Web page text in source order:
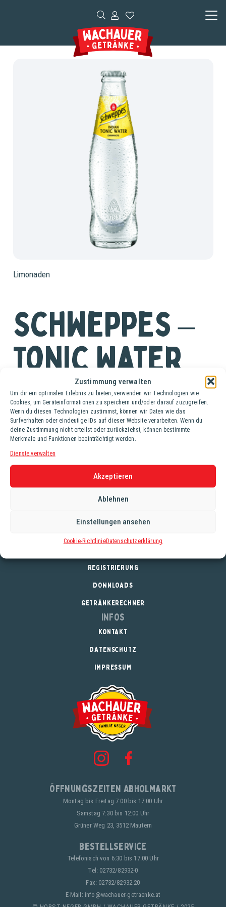
Zustimmung verwalten
Um dir ein optimales Erlebnis zu bieten, verwenden wir Technologien wie
Cookies, um Geräteinformationen zu speichern und/oder darauf zuzugreifen.
Wenn du diesen Technologien zustimmst, können wir Daten wie das
Surfverhalten oder eindeutige IDs auf dieser Website verarbeiten. Wenn du
deine Zustimmung nicht erteilst oder zurückziehst, können bestimmte
Merkmale und Funktionen beeinträchtigt werden.
Dienste verwalten
Akzeptieren
Ablehnen
Einstellungen ansehen
Cookie-RichtlinieDatenschutzerklärung
Limonaden
Schweppes –
Tonic Water
Ki. (24 Fl. à 0,2 lt.)
Schweppes Indian Tonic Water für stilvollen Genuss. Ein
wahrer Kosmopolit. International geschätzt für seinen
charismatischen Auftritt und seinen souveränen
“Indian”? Das 1870 eingeführte Indian Tonic Water setzte
das enthaltene Chinin vorbeugend gegen Malaria wirkt.
Heute wirkt der Klassiker vor allem erfrischend. Anders.
REGISTRIERUNG
DOWNLOADS
GETRÄNKERECHNER
Infos
KONTAKT
DATENSCHUTZ
IMPRESSUM
Öffnungszeiten Abholmarkt
Montag bis Freitag 7:00 bis 17:00 Uhr
Samstag 7:30 bis 12:00 Uhr
Grüner Weg 23, 3512 Mautern
Bestellservice
Telefonisch von 6:30 bis 17:00 Uhr
Tel: 02732/82932-0
Fax: 02732/82932-20
E-Mail: info@wachauer-getraenke.at